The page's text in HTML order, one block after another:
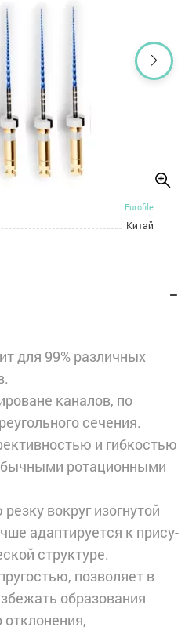
Eurofile
Китай
для 99% различных
каналов, по
сечения.
и гибкостью
ротационными
вокруг изогнутой
адаптируется к прису­
структуре.
позволяет в
образования
отклонения,